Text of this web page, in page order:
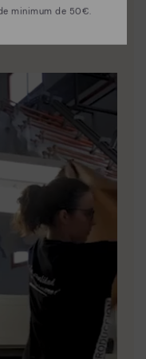
minimum de 50€.